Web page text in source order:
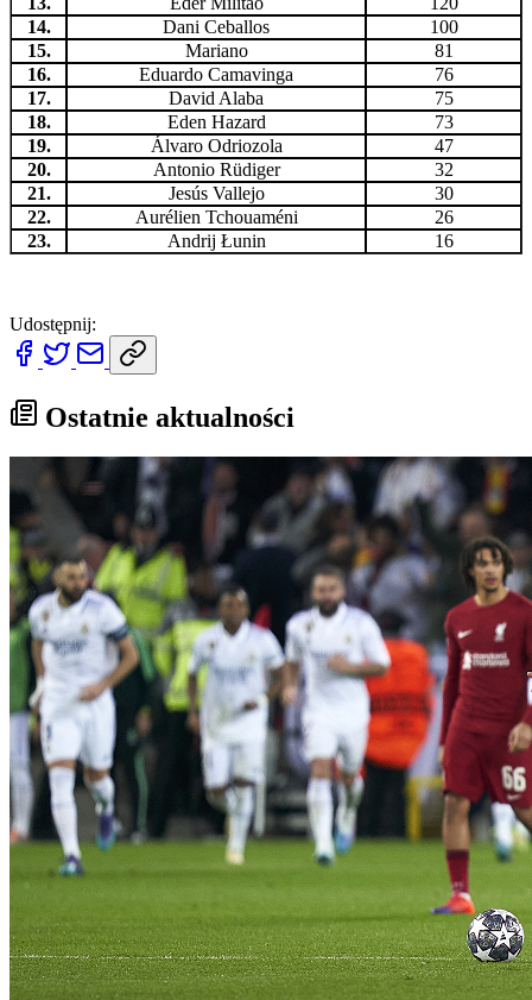
14.
Dani Ceballos
100
15.
Mariano
81
16.
Eduardo Camavinga
76
17.
David Alaba
75
18.
Eden Hazard
73
19.
Álvaro Odriozola
47
20.
Antonio Rüdiger
32
21.
Jesús Vallejo
30
22.
Aurélien Tchouaméni
26
23.
Andrij Łunin 16
Udostępnij:
Ostatnie aktualności